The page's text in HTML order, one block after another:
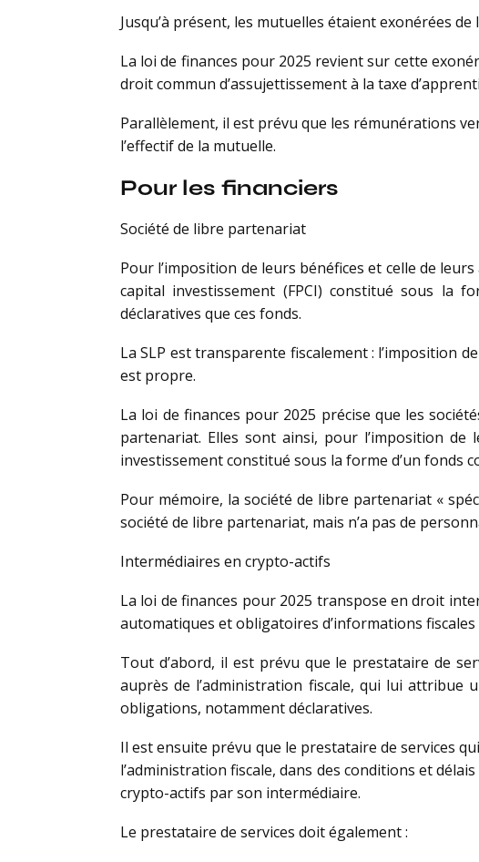
Jusqu’à présent, les mutuelles étaient exonérées de
La loi de finances pour 2025 revient sur cette
droit commun d’assujettissement à la taxe
Parallèlement, il est prévu que les rémunérations
l’effectif de la mutuelle.
Pour les financiers
Société de libre partenariat
Pour l’imposition de leurs bénéfices et celle de
capital investissement (FPCI) constitué sous la
déclaratives que ces fonds.
La SLP est transparente fiscalement : l’imposition
est propre.
La loi de finances pour 2025 précise que les
partenariat. Elles sont ainsi, pour l’imposition
investissement constitué sous la forme d’un fonds
Pour mémoire, la société de libre partenariat «
société de libre partenariat, mais n’a pas de
Intermédiaires en crypto-actifs
La loi de finances pour 2025 transpose en droit
automatiques et obligatoires d’informations
Tout d’abord, il est prévu que le prestataire de
auprès de l’administration fiscale, qui lui attribue
obligations, notamment déclaratives.
Il est ensuite prévu que le prestataire de services
l’administration fiscale, dans des conditions et
crypto-actifs par son intermédiaire.
Le prestataire de services doit également :